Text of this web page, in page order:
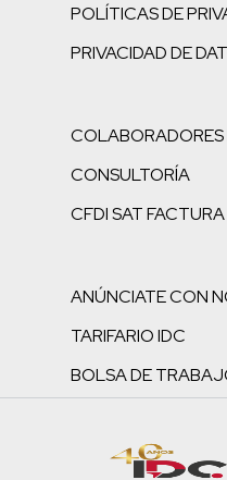
POLÍTICAS DE
PRIVACIDAD DE
COLABORADORES
CONSULTORÍA
CFDI SAT
ANÚNCIATE CON
TARIFARIO IDC
BOLSA DE